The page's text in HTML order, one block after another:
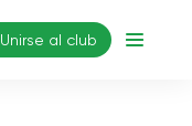
Unirse al club